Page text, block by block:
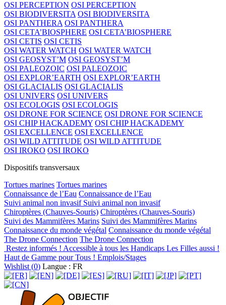
OSI PERCEPTION OSI PERCEPTION
OSI BIODIVERSITA OSI BIODIVERSITA
OSI PANTHERA OSI PANTHERA
OSI CETA’BIOSPHERE OSI CETA’BIOSPHERE
OSI CETIS OSI CETIS
OSI WATER WATCH OSI WATER WATCH
OSI GEOSYST’M OSI GEOSYST’M
OSI PALEOZOIC OSI PALEOZOIC
OSI EXPLOR’EARTH OSI EXPLOR’EARTH
OSI GLACIALIS OSI GLACIALIS
OSI UNIVERS OSI UNIVERS
OSI ECOLOGIS OSI ECOLOGIS
OSI DRONE FOR SCIENCE OSI DRONE FOR SCIENCE
OSI CHIP HACKADEMY OSI CHIP HACKADEMY
OSI EXCELLENCE OSI EXCELLENCE
OSI WILD ATTITUDE OSI WILD ATTITUDE
OSI IROKO OSI IROKO
Dispositifs transversaux
Tortues marines Tortues marines
Connaissance de l’Eau Connaissance de l’Eau
Suivi animal non invasif Suivi animal non invasif
Chiroptères (Chauves-Souris) Chiroptères (Chauves-Souris)
Suivi des Mammifères Marins Suivi des Mammifères Marins
Connaissance du monde végétal Connaissance du monde végétal
The Drone Connection The Drone Connection
Restez informés ! Accessible à tous les Handicaps Les Filles aussi !
Haut de Gamme pour Tous ! Emplois/Stages
Wishlist (0) Langue : FR